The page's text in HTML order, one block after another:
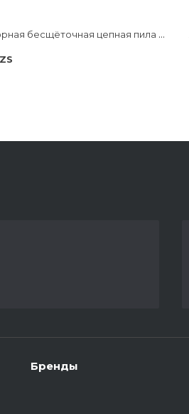
Аккумуляторная бесщёточная цепная пила NUMBER ONE ECS18/3.0-PRO-B ONE ENERGY
Бренды